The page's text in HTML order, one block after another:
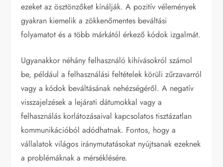
ezeket az ösztönzőket kínálják. A pozitív vélemények
gyakran kiemelik a zökkenőmentes beváltási
folyamatot és a több márkától érkező kódok izgalmát.
Ugyanakkor néhány felhasználó kihívásokról számol
be, például a felhasználási feltételek körüli zűrzavarról
vagy a kódok beváltásának nehézségéről. A negatív
visszajelzések a lejárati dátumokkal vagy a
felhasználás korlátozásaival kapcsolatos tisztázatlan
kommunikációból adódhatnak. Fontos, hogy a
vállalatok világos iránymutatásokat nyújtsanak ezeknek
a problémáknak a mérséklésére.